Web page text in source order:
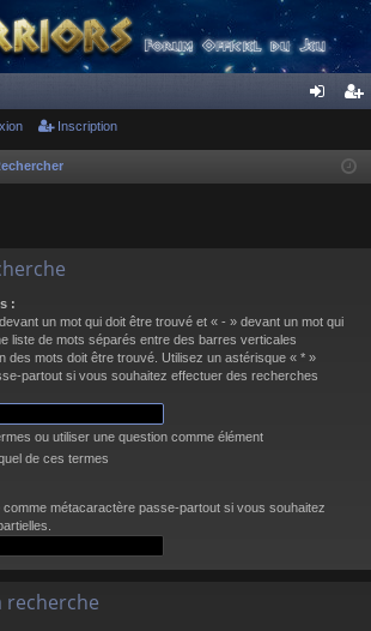
cri
Inscription
:
un mot qui doit être trouvé et « - » devant un mot qui
liste de mots séparés entre des barres verticales
des mots doit être trouvé. Utilisez un astérisque « * »
partout si vous souhaitez effectuer des recherches
ou utiliser une question comme élément
de ces termes
comme métacaractère passe-partout si vous souhaitez
recherche